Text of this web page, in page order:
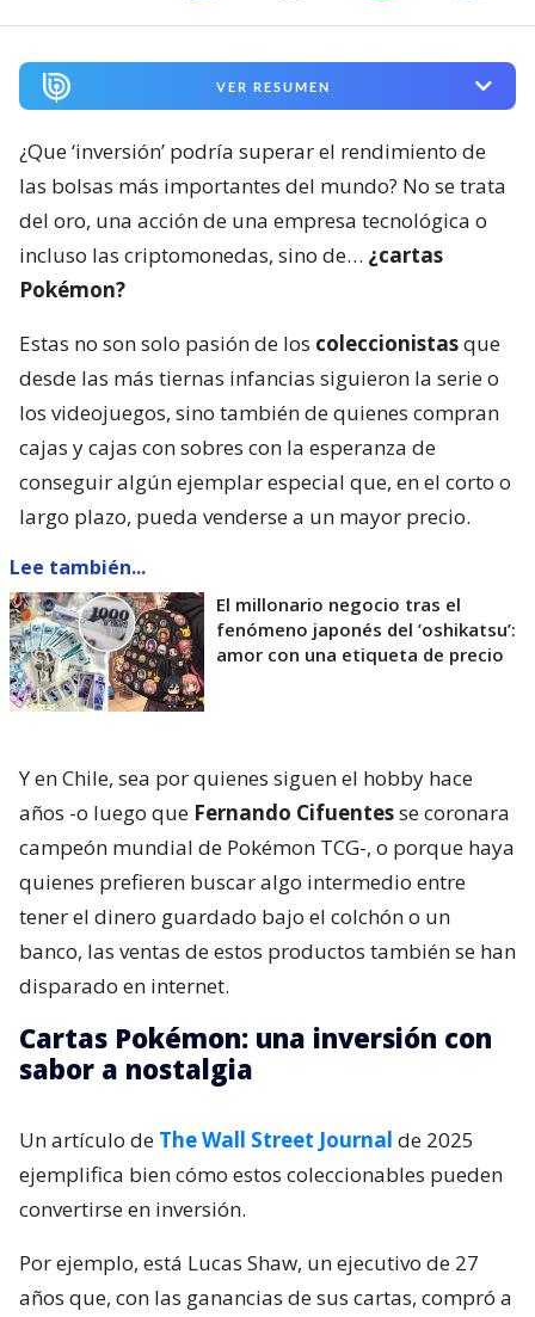
VER RESUMEN
¿Que ‘inversión’ podría superar el rendimiento de
las bolsas más importantes del mundo? No se trata
del oro, una acción de una empresa tecnológica o
incluso las criptomonedas, sino de… ¿cartas
Pokémon?
Estas no son solo pasión de los coleccionistasque
desde las más tiernas infancias siguieron la serie o
los videojuegos, sino también de quienes compran
cajas y cajas con sobres con la esperanza de
conseguir algún ejemplar especial que, en el corto o
largo plazo, pueda venderse a un mayor precio.
Lee también...
El millonario negocio tras el
fenómeno japonés del ’oshikatsu’:
amor con una etiqueta de precio
Y en Chile, sea por quienes siguen el hobby hace
años -o luego que Fernando Cifuentesse coronara
campeón mundial de Pokémon TCG-, o porque haya
quienes prefieren buscar algo intermedio entre
tener el dinero guardado bajo el colchón o un
banco, las ventas de estos productos también se han
disparado en internet.
Cartas Pokémon: una inversión con
sabor a nostalgia
Un artículo de The Wall Street Journal de 2025
ejemplifica bien cómo estos coleccionables pueden
convertirse en inversión.
Por ejemplo, está Lucas Shaw, un ejecutivo de 27
años que, con las ganancias de sus cartas, compró a